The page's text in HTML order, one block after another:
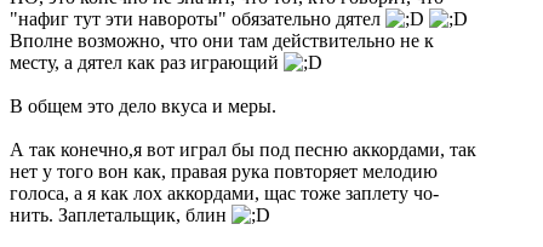
"нафиг тут эти навороты" обязательно дятел
Вполне возможно, что они там действительно не к
месту, а дятел как раз играющий
В общем это дело вкуса и меры.
А так конечно,я вот играл бы под песню аккордами, так
нет у того вон как, правая рука повторяет мелодию
голоса, а я как лох аккордами, щас тоже заплету чо-
нить. Заплетальщик, блин